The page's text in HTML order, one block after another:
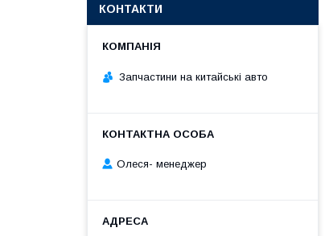
КОНТАКТИ
Запчастини на китайські авто
Олеся- менеджер